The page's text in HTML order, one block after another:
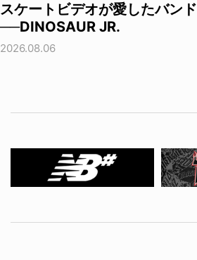
スケートビデオが愛したバンド
──DINOSAUR JR.
2026.08.06